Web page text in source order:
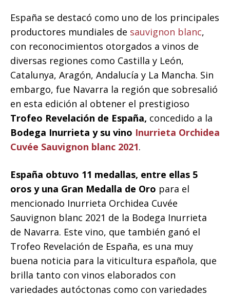
España se destacó como uno de los principales
productores mundiales de sauvignon blanc,
con reconocimientos otorgados a vinos de
diversas regiones como Castilla y León,
Catalunya, Aragón, Andalucía y La Mancha. Sin
embargo, fue Navarra la región que sobresalió
en esta edición al obtener el prestigioso
Trofeo Revelación de España, concedido a la
Bodega Inurrieta y su vino Inurrieta Orchidea
Cuvée Sauvignon blanc 2021.
España obtuvo 11 medallas, entre ellas 5
oros y una Gran Medalla de Oro para el
mencionado Inurrieta Orchidea Cuvée
Sauvignon blanc 2021 de la Bodega Inurrieta
de Navarra. Este vino, que también ganó el
Trofeo Revelación de España, es una muy
buena noticia para la viticultura española, que
brilla tanto con vinos elaborados con
variedades autóctonas como con variedades